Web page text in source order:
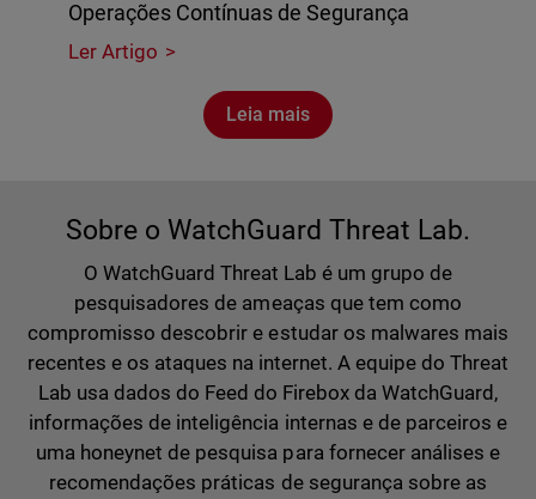
Operações Contínuas de Segurança
Ler Artigo
Leia mais
Sobre o WatchGuard Threat Lab.
O WatchGuard Threat Lab é um grupo de
pesquisadores de ameaças que tem como
compromisso descobrir e estudar os malwares mais
recentes e os ataques na internet. A equipe do Threat
Lab usa dados do Feed do Firebox da WatchGuard,
informações de inteligência internas e de parceiros e
uma honeynet de pesquisa para fornecer análises e
recomendações práticas de segurança sobre as